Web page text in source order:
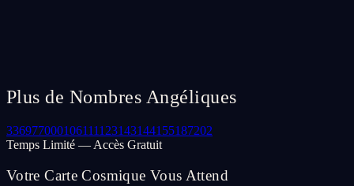
Plus de Nombres Angéliques
336977000106111123143144155187202
Temps Limité — Accès Gratuit
Votre Carte Cosmique Vous Attend